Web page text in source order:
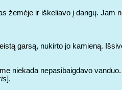
žemėje ir iškeliavo į dangų. Jam
garsą, nukirto jo kamieną.
niekada nepasibaigdavo
].